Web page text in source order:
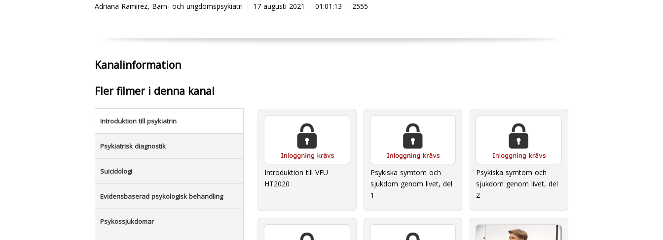
Adriana Ramirez, Barn- och ungdomspsykiatri
17 augusti 2021
01:01:13
2555
Kanalinformation
Fler filmer i denna kanal
Introduktion till psykiatrin
Psykiatrisk diagnostik
Suicidologi
Evidensbaserad psykologisk behandling
Psykossjukdomar
Introduktion till VFU
HT2020
Psykiska symtom och
sjukdom genom livet, del
1
Psykiska symtom och
sjukdom genom livet, del
2